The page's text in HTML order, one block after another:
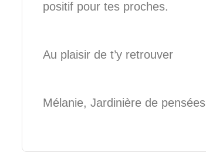
positif pour tes proches.
Au plaisir de t’y retrouver
Mélanie, Jardinière de pensées